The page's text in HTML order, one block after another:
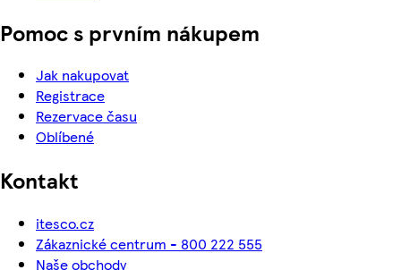
Pomoc s prvním nákupem
Jak nakupovat
Registrace
Rezervace času
Oblíbené
Kontakt
itesco.cz
Zákaznické centrum - 800 222 555
Naše obchody